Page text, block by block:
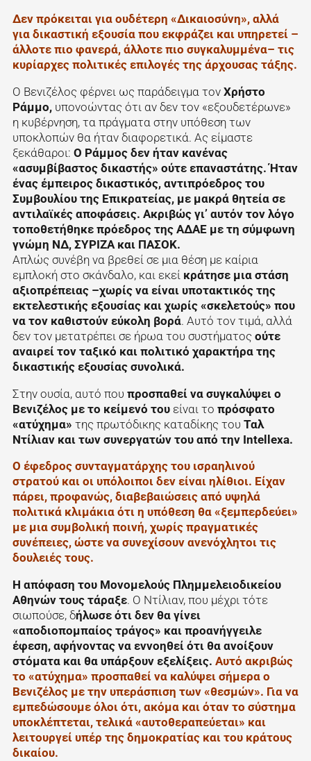
Δεν πρόκειται για ουδέτερη «Δικαιοσύνη», αλλά
για δικαστική εξουσία που εκφράζει και υπηρετεί –
άλλοτε πιο φανερά, άλλοτε πιο συγκαλυμμένα– τις
κυρίαρχες πολιτικές επιλογές της άρχουσας τάξης.
Ο Βενιζέλος φέρνει ως παράδειγμα τον Χρήστο
Ράμμο,υπονοώντας ότι αν δεν τον «εξουδετέρωνε»
η κυβέρνηση, τα πράγματα στην υπόθεση των
υποκλοπών θα ήταν διαφορετικά. Ας είμαστε
ξεκάθαροι: Ο Ράμμος δεν ήταν κανένας
«ασυμβίβαστος δικαστής» ούτε επαναστάτης. Ήταν
ένας έμπειρος δικαστικός, αντιπρόεδρος του
Συμβουλίου της Επικρατείας, με μακρά θητεία σε
αντιλαϊκές αποφάσεις. Ακριβώς γι’ αυτόν τον λόγο
τοποθετήθηκε πρόεδρος της ΑΔΑΕ με τη σύμφωνη
γνώμη ΝΔ, ΣΥΡΙΖΑ και ΠΑΣΟΚ.
Απλώς συνέβη να βρεθεί σε μια θέση με καίρια
εμπλοκή στο σκάνδαλο, και εκεί κράτησε μια στάση
αξιοπρέπειας –χωρίς να είναι υποτακτικός της
εκτελεστικής εξουσίας και χωρίς «σκελετούς» που
να τον καθιστούν εύκολη βορά. Αυτό τον τιμά, αλλά
δεν τον μετατρέπει σε ήρωα του συστήματος ούτε
αναιρεί τον ταξικό και πολιτικό χαρακτήρα της
δικαστικής εξουσίας συνολικά.
Στην ουσία, αυτό που προσπαθεί να συγκαλύψει ο
Βενιζέλος με το κείμενό τουείναι το πρόσφατο
«ατύχημα» της πρωτόδικης καταδίκης του Ταλ
Ντίλιαν και των συνεργατών του από την Intellexa.
Ο έφεδρος συνταγματάρχης του ισραηλινού
στρατού και οι υπόλοιποι δεν είναι ηλίθιοι. Είχαν
πάρει, προφανώς, διαβεβαιώσεις από υψηλά
πολιτικά κλιμάκια ότι η υπόθεση θα «ξεμπερδεύει»
με μια συμβολική ποινή, χωρίς πραγματικές
συνέπειες, ώστε να συνεχίσουν ανενόχλητοι τις
δουλειές τους.
Η απόφαση του Μονομελούς Πλημμελειοδικείου
Αθηνών τους τάραξε. Ο Ντίλιαν, που μέχρι τότε
σιωπούσε, δήλωσε ότι δεν θα γίνει
«αποδιοπομπαίος τράγος» και προανήγγειλε
έφεση, αφήνοντας να εννοηθεί ότι θα ανοίξουν
στόματα και θα υπάρξουν εξελίξεις. Αυτό ακριβώς
το «ατύχημα» προσπαθεί να καλύψει σήμερα ο
Βενιζέλος με την υπεράσπιση των «θεσμών». Για να
εμπεδώσουμε όλοι ότι, ακόμα και όταν το σύστημα
υποκλέπτεται, τελικά «αυτοθεραπεύεται» και
λειτουργεί υπέρ της δημοκρατίας και του κράτους
δικαίου.